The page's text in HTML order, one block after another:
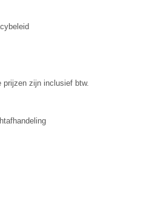
prijzen zijn inclusief btw.